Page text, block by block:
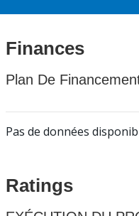
Finances
Plan De
Pas de données
Ratings